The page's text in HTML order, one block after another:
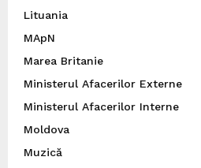
Lituania
MApN
Marea Britanie
Ministerul Afacerilor Externe
Ministerul Afacerilor Interne
Moldova
Muzică